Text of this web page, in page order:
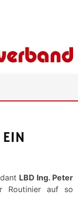
LBD Ing. Peter
Routinier auf so